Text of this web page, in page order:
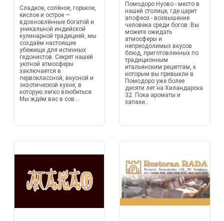
Сладкое, солёное, горькое,
кислое и острое —
вдохновлённые богатой и
уникальной индийской
кулинарной традицией, мы
создаём настоящее
убежище для истинных
гедонистов. Секрет нашей
уютной атмосферы
заключается в
первоклассной, вкусной и
экзотической кухне, в
которую легко влюбиться.
Мы ждём вас в сов...
Помодоро Нуово - место в
нашей столице, где царит
апофеоз - возвышение
человека среди богов. Вы
можете ожидать
атмосферы и
непреодолимых вкусов
блюд, приготовленных по
традиционным
итальянским рецептам, к
которым вы привыкли в
Помодоро уже более
десяти лет на Хиландарска
32. Пока ароматы и
запахи...